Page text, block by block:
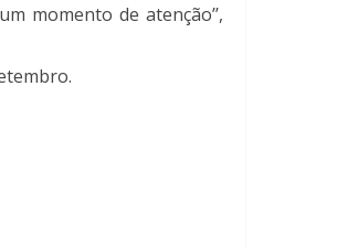
momento de atenção’’,